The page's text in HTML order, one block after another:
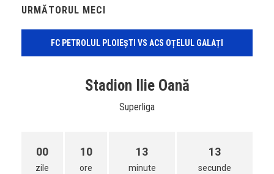
URMĂTORUL MECI
FC PETROLUL PLOIEȘTI VS ACS OȚELUL GALAȚI
Stadion Ilie Oană
Superliga
00
zile
10
ore
13
minute
12
secunde